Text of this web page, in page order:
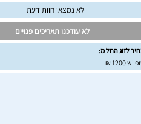
לא נמצאו חוות דעת
לא עודכנו תאריכים פנויים
לזוג החל מ:
1200 ₪